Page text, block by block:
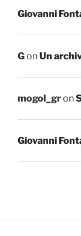
Giovanni
GonUn
mogol_gron
Giovanni